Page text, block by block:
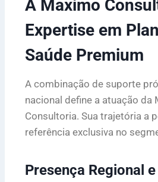
A Maximo
Expertise em
Saúde Premium
A combinação de suporte
nacional define a atuação da
Consultoria. Sua trajetória a
referência exclusiva no
Presença Regional e